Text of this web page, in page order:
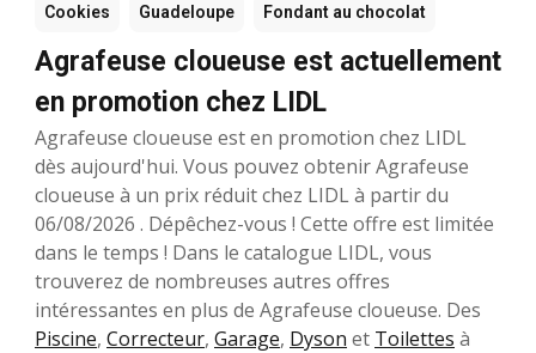
Cookies Guadeloupe Fondant au chocolat
Agrafeuse cloueuse est actuellement
en promotion chez LIDL
Agrafeuse cloueuse est en promotion chez LIDL
dès aujourd'hui. Vous pouvez obtenir Agrafeuse
cloueuse à un prix réduit chez LIDL à partir du
06/08/2026 . Dépêchez-vous ! Cette offre est limitée
dans le temps ! Dans le catalogue LIDL, vous
trouverez de nombreuses autres offres
intéressantes en plus de Agrafeuse cloueuse. Des
Piscine, Correcteur, Garage, Dyson et Toilettes à